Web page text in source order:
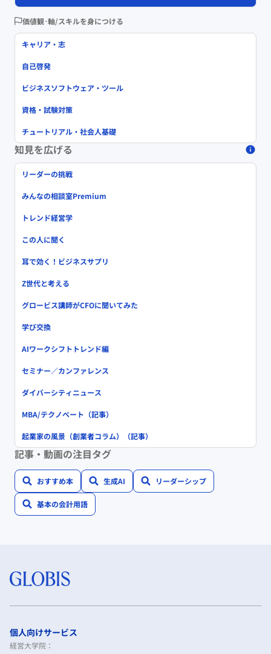
価値観･軸/スキルを身につける
キャリア・志
自己啓発
ビジネスソフトウェア・ツール
資格・試験対策
チュートリアル・社会人基礎
知見を広げる
リーダーの挑戦
みんなの相談室Premium
トレンド経営学
この人に聞く
耳で効く！ビジネスサプリ
Z世代と考える
グロービス講師がCFOに聞いてみた
学び交換
AIワークシフトトレンド編
セミナー／カンファレンス
ダイバーシティニュース
MBA/テクノベート（記事）
起業家の風景（創業者コラム）（記事）
記事・動画の注目タグ
おすすめ本 生成AI リーダーシップ
基本の会計用語
個人向けサービス
経営大学院：